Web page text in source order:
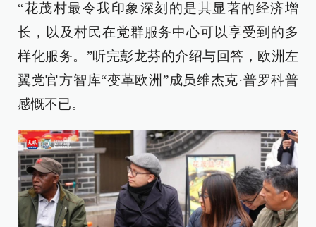
“花茂村最令我印象深刻的是其显著的经济增
长，以及村民在党群服务中心可以享受到的多
样化服务。”听完彭龙芬的介绍与回答，欧洲左
翼党官方智库“变革欧洲”成员维杰克·普罗科普
感慨不已。